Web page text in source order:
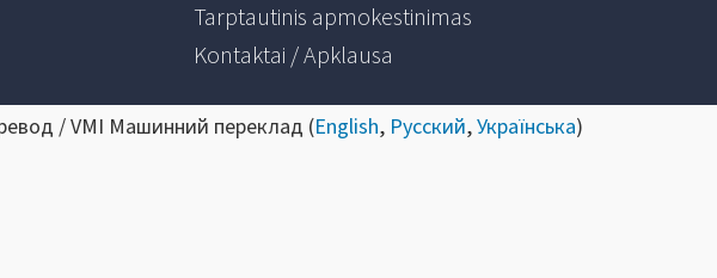
Tarptautinis apmokestinimas
Kontaktai / Apklausa
/ VMI Машинний переклад (English, Русский,Українська)